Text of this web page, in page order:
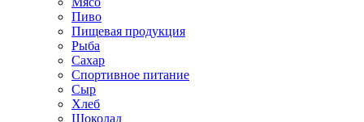
Пиво
Пищевая продукция
Рыба
Сахар
Спортивное питание
Сыр
Хлеб
Шоколад